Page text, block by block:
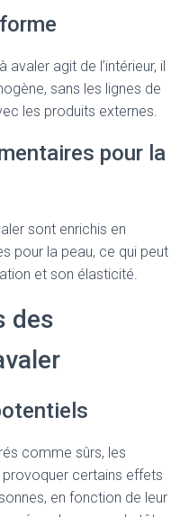
avaler agit de l’intérieur, il
sans les lignes de
les produits externes.
pour la
sont enrichis en
pour la peau, ce qui peut
et son élasticité.
des
comme sûrs, les
certains effets
en fonction de leur